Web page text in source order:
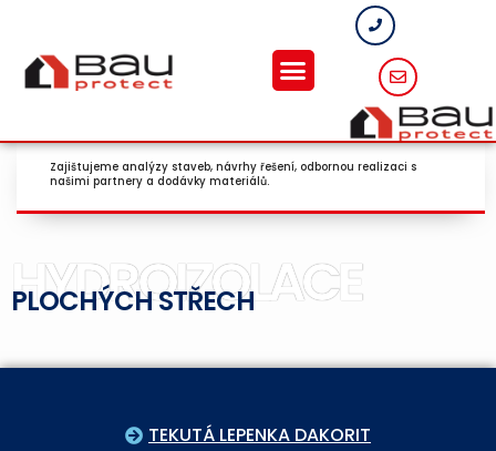
Zajištujeme analýzy staveb, návrhy řešení, odbornou realizaci s
našimi partnery a dodávky materiálů.
HYDROIZOLACE
PLOCHÝCH STŘECH
TEKUTÁ LEPENKA DAKORIT